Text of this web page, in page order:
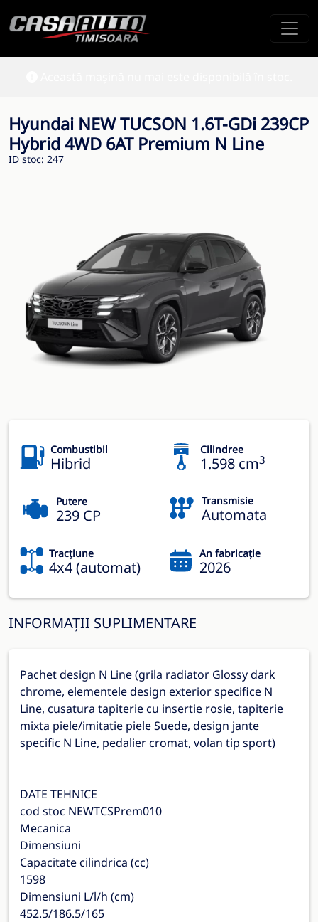
Hyundai NEW TUCSON 1.6T-GDi 239CP
Hybrid 4WD 6AT Premium N Line
ID stoc: 247
Combustibil
Hibrid
Cilindree
1.598 cm3
Putere
239 CP
Transmisie
Automata
Tracțiune
4x4 (automat)
An fabricație
2026
INFORMAȚII SUPLIMENTARE
Pachet design N Line (grila radiator Glossy dark
chrome, elementele design exterior specifice N
Line, cusatura tapiterie cu insertie rosie, tapiterie
mixta piele/imitatie piele Suede, design jante
specific N Line, pedalier cromat, volan tip sport)
DATE TEHNICE
cod stoc NEWTCSPrem010
Mecanica
Dimensiuni
Capacitate cilindrica (cc)
1598
Dimensiuni L/l/h (cm)
452.5/186.5/165